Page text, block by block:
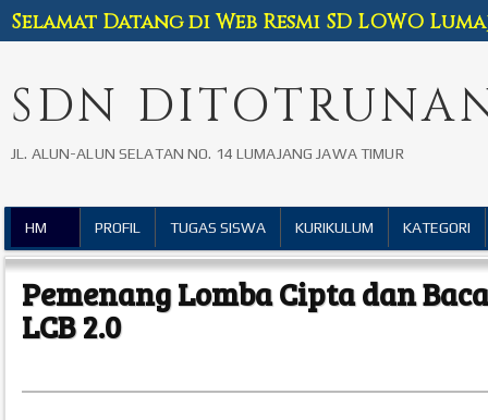
SDN
JL. ALUN-ALUN SELATAN NO. 14 LUMAJANG JAWA TIMUR
Selamat Datang di Web Resmi SD LOWO
HM PROFIL TUGAS SISWA KURIKULUM KATEGORI
Pemenang Lomba Cipta dan
LCB 2.0